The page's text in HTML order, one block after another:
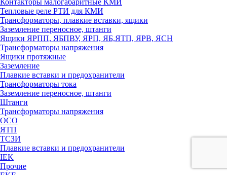
Контакторы малогабаритные КМИ
Тепловые реле РTИ для КМИ
Трансформаторы, плавкие вставки, ящики
Заземление переносное, штанги
Ящики ЯРПП, ЯБПВУ, ЯРП, ЯБ,ЯТП, ЯРВ, ЯСН
Трансформаторы напряжения
Ящики протяжные
Заземление
Плавкие вставки и предохранители
Трансформаторы тока
Заземление переносное, штанги
Штанги
Трансформаторы напряжения
ОСО
ЯТП
ТСЗИ
Плавкие вставки и предохранители
IEK
Прочие